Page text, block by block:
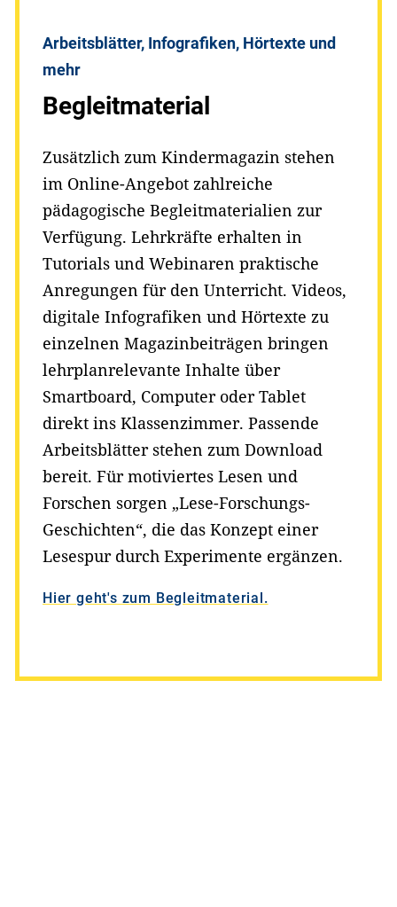
Arbeitsblätter, Infografiken, Hörtexte und
mehr
Begleitmaterial
Zusätzlich zum Kindermagazin stehen
im Online-Angebot zahlreiche
pädagogische Begleitmaterialien zur
Verfügung. Lehrkräfte erhalten in
Tutorials und Webinaren praktische
Anregungen für den Unterricht. Videos,
digitale Infografiken und Hörtexte zu
einzelnen Magazinbeiträgen bringen
lehrplanrelevante Inhalte über
Smartboard, Computer oder Tablet
direkt ins Klassenzimmer. Passende
Arbeitsblätter stehen zum Download
bereit. Für motiviertes Lesen und
Forschen sorgen „Lese-Forschungs-
Geschichten“, die das Konzept einer
Lesespur durch Experimente ergänzen.
Hier geht's zum Begleitmaterial.